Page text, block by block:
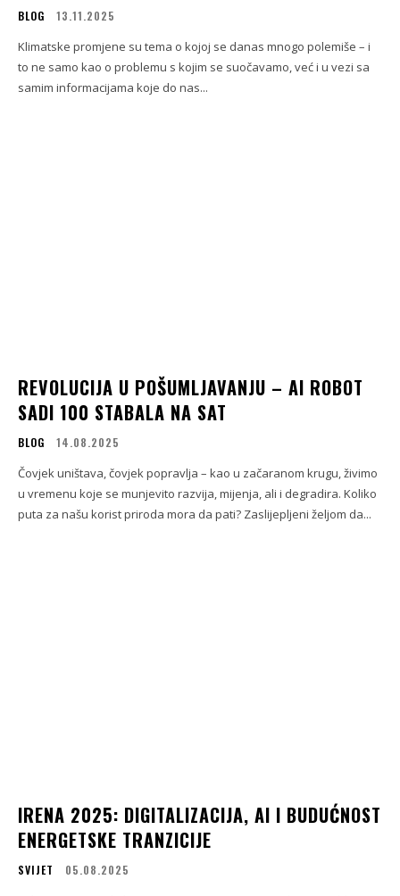
BLOG 13.11.2025
Klimatske promjene su tema o kojoj se danas mnogo polemiše – i
to ne samo kao o problemu s kojim se suočavamo, već i u vezi sa
samim informacijama koje do nas...
REVOLUCIJA U POŠUMLJAVANJU – AI ROBOT
SADI 100 STABALA NA SAT
BLOG 14.08.2025
Čovjek uništava, čovjek popravlja – kao u začaranom krugu, živimo
u vremenu koje se munjevito razvija, mijenja, ali i degradira. Koliko
puta za našu korist priroda mora da pati? Zaslijepljeni željom da...
IRENA 2025: DIGITALIZACIJA, AI I BUDUĆNOST
ENERGETSKE TRANZICIJE
SVIJET 05.08.2025